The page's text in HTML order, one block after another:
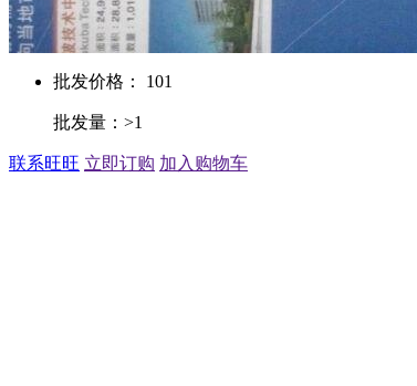
批发价格： 101
批发量：>1
联系旺旺 立即订购 加入购物车